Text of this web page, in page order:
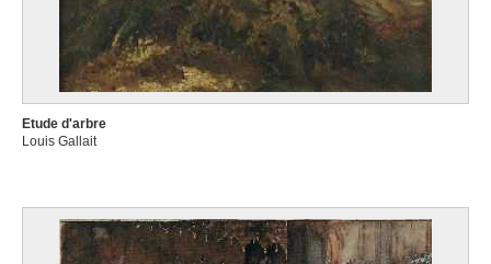
Etude d'arbre
Louis Gallait